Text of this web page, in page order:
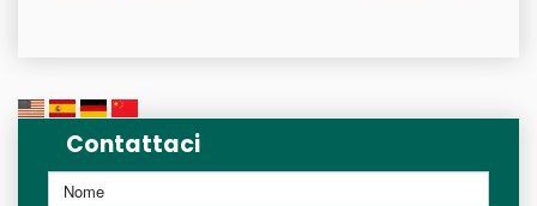
Contattaci